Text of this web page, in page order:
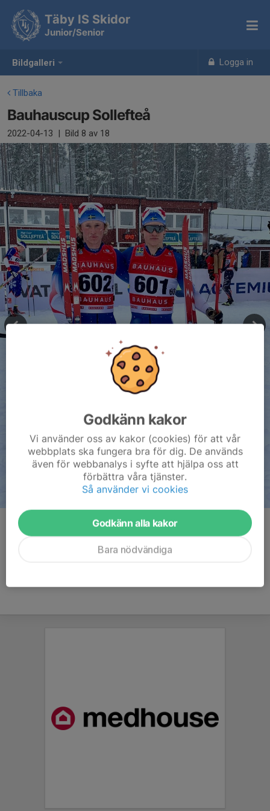
Bildgalleri Logga in
Täby IS Skidor
Junior/Senior
Tillbaka
Bauhauscup Sollefteå
2022-04-13 | Bild 8 av 18
Kommentarer
Godkänn kakor
Vi använder oss av kakor (cookies) för att vår
webbplats ska fungera bra för dig. De används
även för webbanalys i syfte att hjälpa oss att
förbättra våra tjänster.
Så använder vi cookies
Godkänn alla kakor
Bara nödvändiga